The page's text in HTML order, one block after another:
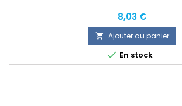
Prix
8,03 €
 Ajouter au panier
 En stock